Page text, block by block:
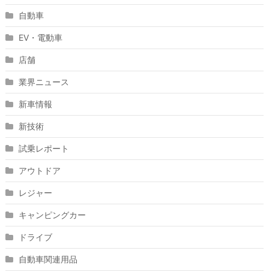
自動車
EV・電動車
店舗
業界ニュース
新車情報
新技術
試乗レポート
アウトドア
レジャー
キャンピングカー
ドライブ
自動車関連用品